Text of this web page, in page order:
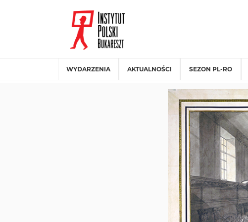
WYDARZENIA AKTUALNOŚCI SEZON PL-RO